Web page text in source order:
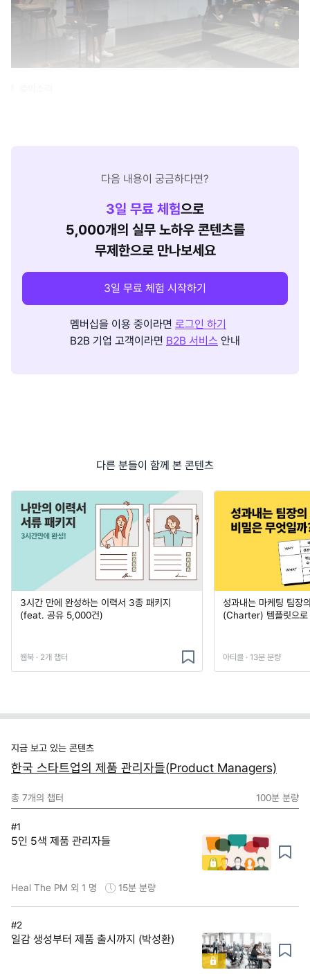
다음 내용이 궁금하다면?
3일 무료 체험으로
5,000개의 실무 노하우 콘텐츠를
무제한으로 만나보세요
3일 무료 체험 시작하기
멤버십을 이용 중이라면 로그인 하기
B2B 기업 고객이라면 B2B 서비스 안내
다른 분들이 함께 본 콘텐츠
3시간 만에 완성하는 이력서 3종 패키지
(feat. 공유 5,000건)
웹북 · 2개 챕터
성과내는 마케팅 팀장
(Charter) 템플릿으로
아티클 · 13분 분량
지금 보고 있는 콘텐츠
한국 스타트업의 제품 관리자들(Product Managers)
총 7개의 챕터 100분 분량
#1
5인 5색 제품 관리자들
Heal The PM 외 1 명 15분 분량
#2
일감 생성부터 제품 출시까지 (박성환)